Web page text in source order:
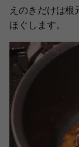
えのきだけは根
ほぐします。